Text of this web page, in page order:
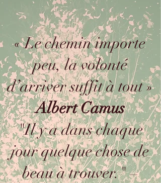
« Le chemin importe
peu, la volonté
d’arriver suffit à tout »
Albert Camus
"Il y a dans chaque
jour quelque chose de
beau à trouver." –